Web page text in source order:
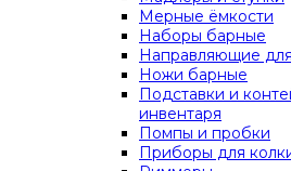
Мерные ёмкости
Наборы барные
Направляющие
Ножи барные
Подставки и
инвентаря
Помпы и пробки
Приборы для